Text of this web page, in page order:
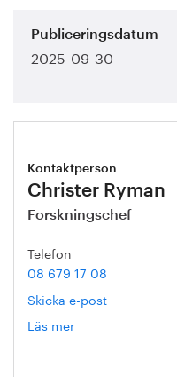
Publiceringsdatum
2025-09-30
Kontaktperson
Christer Ryman
Forskningschef
Telefon
08 679 17 08
Skicka e-post
Läs mer